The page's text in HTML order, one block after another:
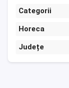
Categorii
Horeca
Județe